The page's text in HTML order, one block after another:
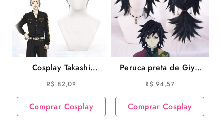
Cosplay Takashi
Mitsuya Anime Cosplay
Tokyo Revengers
R$ 82,09
Comprar Cosplay
Peruca preta de Giyu
Tomioka Cosplay
Demon Slayer Cosplay
R$ 94,57
Comprar Cosplay